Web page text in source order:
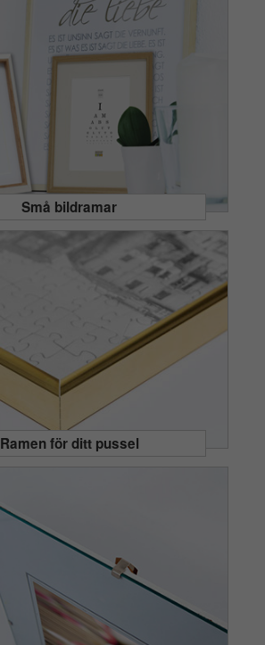
Små bildramar
Ramen för ditt pussel